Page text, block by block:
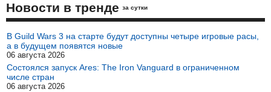
Новости в тренде за сутки
В Guild Wars 3 на старте будут доступны четыре игровые расы,
а в будущем появятся новые
06 августа 2026
Состоялся запуск Ares: The Iron Vanguard в ограниченном
числе стран
06 августа 2026